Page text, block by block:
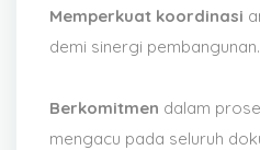
Memperkuat koordinasi
demi sinergi pembangunan.
Berkomitmen dalam
mengacu pada seluruh